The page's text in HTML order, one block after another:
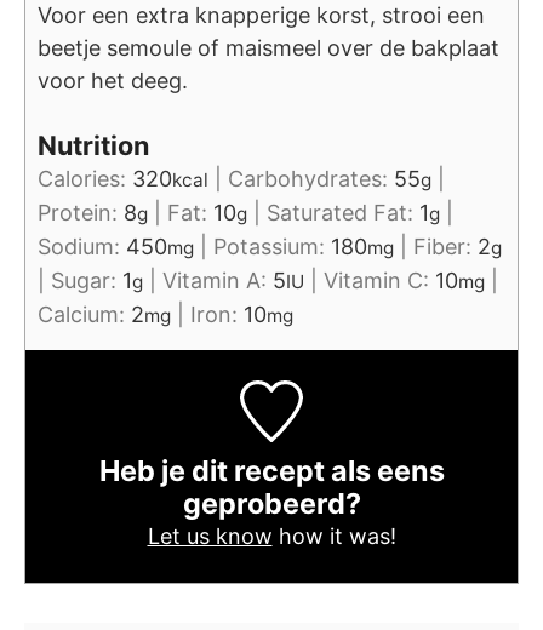
Voor een extra knapperige korst, strooi een
beetje semoule of maismeel over de bakplaat
voor het deeg.
Nutrition
Calories: 320kcal Carbohydrates: 55g
Protein: 8g Fat: 10g Saturated Fat: 1g
Sodium: 450mg Potassium: 180mg Fiber: 2g
Sugar: 1g Vitamin A: 5IU Vitamin C: 10mg
Calcium: 2mg Iron: 10mg
Heb je dit recept als eens
geprobeerd?
Let us know how it was!